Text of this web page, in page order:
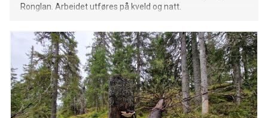
Ronglan. Arbeidet utføres på kveld og natt.